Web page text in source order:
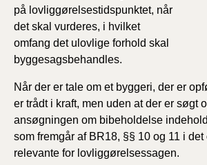
på lovliggørelsestidspunktet, når
det skal vurderes, i hvilket
omfang det ulovlige forhold skal
byggesagsbehandles.
Når der er tale om et byggeri, der er
er trådt i kraft, men uden at der er søgt
ansøgningen om bibeholdelse
som fremgår af BR18, §§ 10 og 11 i det
relevante for lovliggørelsessagen.